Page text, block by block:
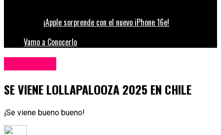
¡Apple sorprende con el nuevo iPhone 16e!
Vamo a Conocerlo
SE VIENE LOLLAPALOOZA 2025 EN CHILE
¡Se viene bueno bueno!